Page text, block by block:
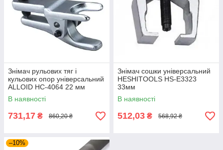
Знімач рульових тяг і
кульових опор універсальний
ALLOID НС-4064 22 мм
В наявності
731,17 ₴ 860,20 ₴
Знімач сошки універсальний
HESHITOOLS HS-E3323
33мм
В наявності
512,03 ₴ 568,92 ₴
–10%